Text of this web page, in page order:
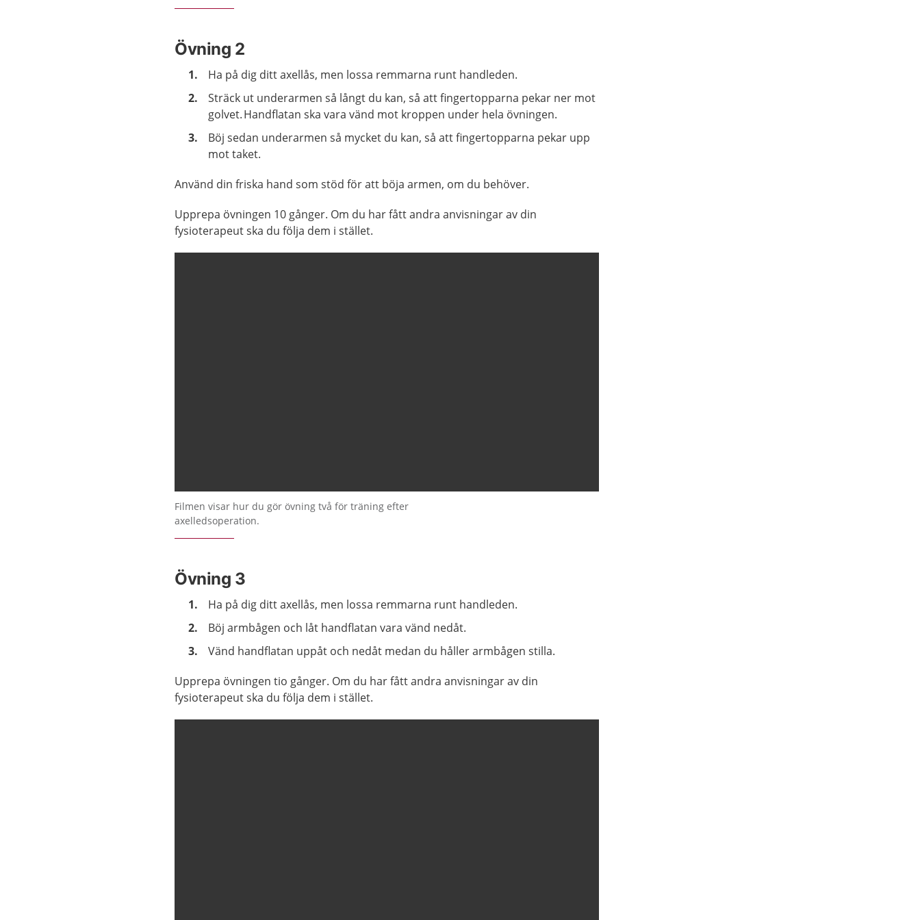
Övning 2
Ha på dig ditt axellås, men lossa remmarna runt handleden.
Sträck ut underarmen så långt du kan, så att fingertopparna pekar ner mot
golvet. Handflatan ska vara vänd mot kroppen under hela övningen.
Böj sedan underarmen så mycket du kan, så att fingertopparna pekar upp
mot taket.
Använd din friska hand som stöd för att böja armen, om du behöver.
Upprepa övningen 10 gånger. Om du har fått andra anvisningar av din
fysioterapeut ska du följa dem i stället.
Filmen visar hur du gör övning två för träning efter
axelledsoperation.
Övning 3
Ha på dig ditt axellås, men lossa remmarna runt handleden.
Böj armbågen och låt handflatan vara vänd nedåt.
Vänd handflatan uppåt och nedåt medan du håller armbågen stilla.
Upprepa övningen tio gånger. Om du har fått andra anvisningar av din
fysioterapeut ska du följa dem i stället.